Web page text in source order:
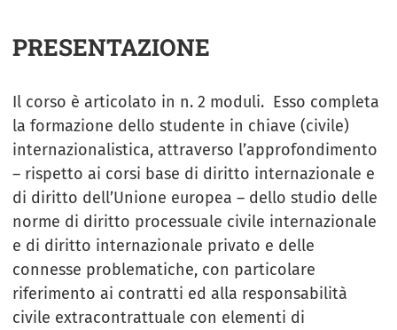
PRESENTAZIONE
Il corso è articolato in n. 2 moduli. Esso completa
la formazione dello studente in chiave (civile)
internazionalistica, attraverso l’approfondimento
– rispetto ai corsi base di diritto internazionale e
di diritto dell’Unione europea – dello studio delle
norme di diritto processuale civile internazionale
e di diritto internazionale privato e delle
connesse problematiche, con particolare
riferimento ai contratti ed alla responsabilità
civile extracontrattuale con elementi di